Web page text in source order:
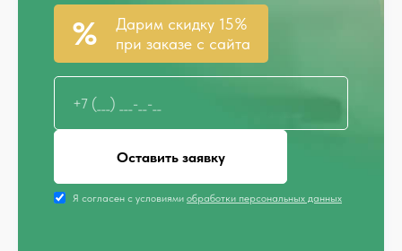
Дарим скидку 15%
при заказе с сайта
Оставить заявку
Я согласен с условиями обработки персональных данных